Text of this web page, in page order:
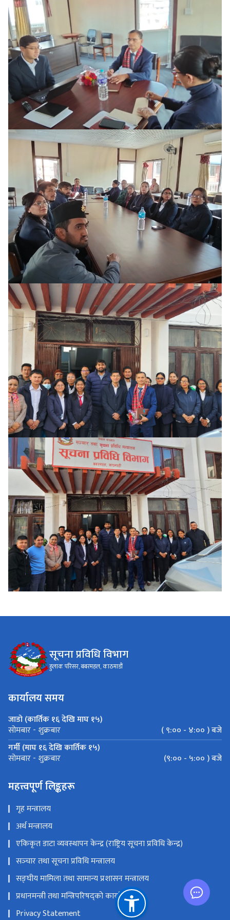
सूचना प्रविधि विभाग
हुलाक परिसर, बबरमहल, काठमाडौं
कार्यालय समय
जाडो (कार्तिक १६ देखि माघ १५)
सोमबार - शुक्रबार
( ९:०० - ४:०० ) बजे
गर्मी (माघ १६ देखि कार्तिक १५)
सोमबार - शुक्रबार (९:०० - ५:०० ) बजे
महत्त्वपूर्ण लिङ्कहरू
गृह मन्त्रालय
अर्थ मन्त्रालय
एकिकृत डाटा व्यवस्थापन केन्द्र (राष्ट्रिय सूचना प्रविधि केन्द्र)
सञ्‍चार तथा सूचना प्रविधि मन्त्रालय
सङ्‍घीय मामिला तथा सामान्य प्रशासन मन्त्रालय
प्रधानमन्त्री तथा मन्त्रिपरिषद्को कार्यालय
Privacy Statement